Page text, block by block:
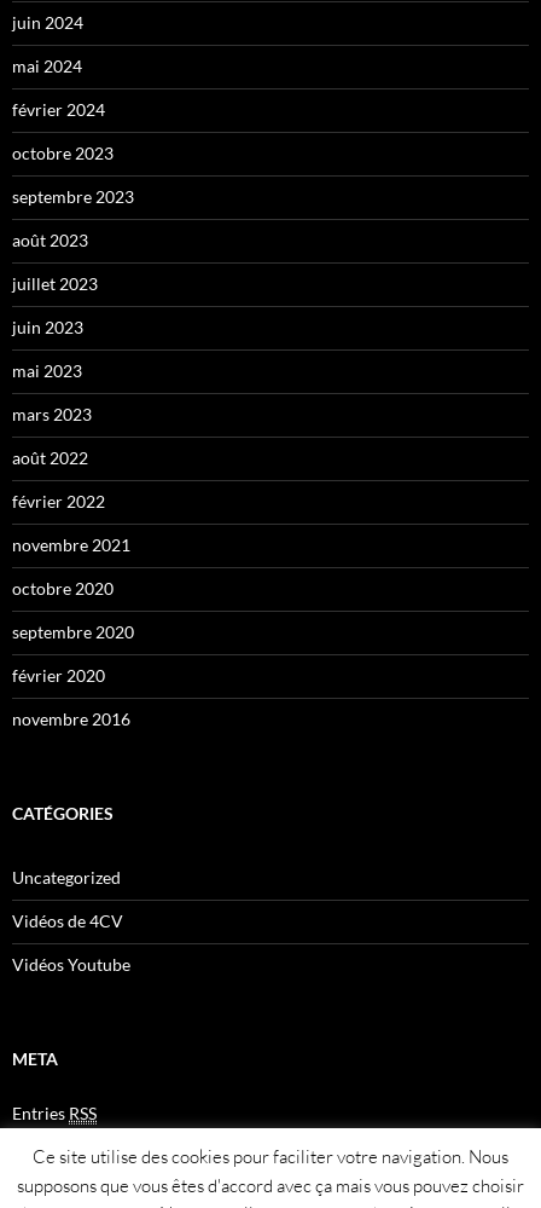
juin 2024
mai 2024
février 2024
octobre 2023
septembre 2023
août 2023
juillet 2023
juin 2023
mai 2023
mars 2023
août 2022
février 2022
novembre 2021
octobre 2020
septembre 2020
février 2020
novembre 2016
CATÉGORIES
Uncategorized
Vidéos de 4CV
Vidéos Youtube
META
Entries RSS
CommentsRSS
Plan du site
Ce site utilise des cookies pour faciliter votre navigation. Nous
supposons que vous êtes d'accord avec ça mais vous pouvez choisir